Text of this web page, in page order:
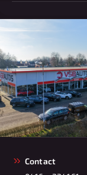
Contact